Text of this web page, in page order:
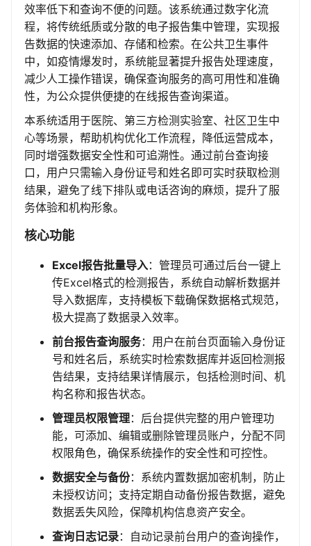
效率低下和查询不便的问题。该系统通过数字化流
程，将传统纸质或分散的电子报告集中管理，实现报
告数据的快速添加、存储和检索。在公共卫生事件
中，如疫情爆发时，系统能显著提升报告处理速度，
减少人工操作错误，确保查询服务的高可用性和准确
性，为公众提供便捷的在线报告查询渠道。
本系统适用于医院、第三方检测实验室、社区卫生中
心等场景，帮助机构优化工作流程，降低运营成本，
同时增强数据安全性和可追溯性。通过前台查询接
口，用户只需输入身份证号和姓名即可实时获取检测
结果，避免了线下排队或电话咨询的麻烦，提升了服
务体验和机构形象。
核心功能
Excel报告批量导入：管理员可通过后台一键上
传Excel格式的检测报告，系统自动解析数据并
导入数据库，支持模板下载确保数据格式规范，
极大提高了数据录入效率。
前台报告查询服务：用户在前台页面输入身份证
号和姓名后，系统实时检索数据库并返回检测报
告结果，支持结果详情展示，包括检测时间、机
构名称和报告状态。
管理员权限管理：后台提供完整的用户管理功
能，可添加、编辑或删除管理员账户，分配不同
权限角色，确保系统操作的安全性和可控性。
数据安全与备份：系统内置数据加密机制，防止
未授权访问；支持定期自动备份报告数据，避免
数据丢失风险，保障机构信息资产安全。
查询日志记录：自动记录前台用户的查询操作，